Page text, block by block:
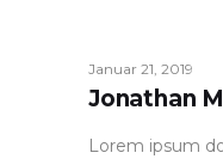
Januar 21, 2019
Jonathan
Lorem ipsum